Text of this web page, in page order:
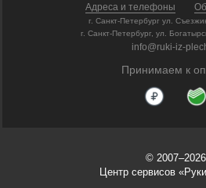
Адреса и телефоны
г. Санкт-Петербург ул.
г. Санкт-Петербург, ул.
info@ruki-iz-
Принимаем к
© 2007–2026
Центр сервисов